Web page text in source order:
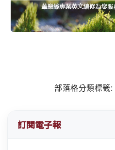
部落格分類標籤:
訂閱電子報